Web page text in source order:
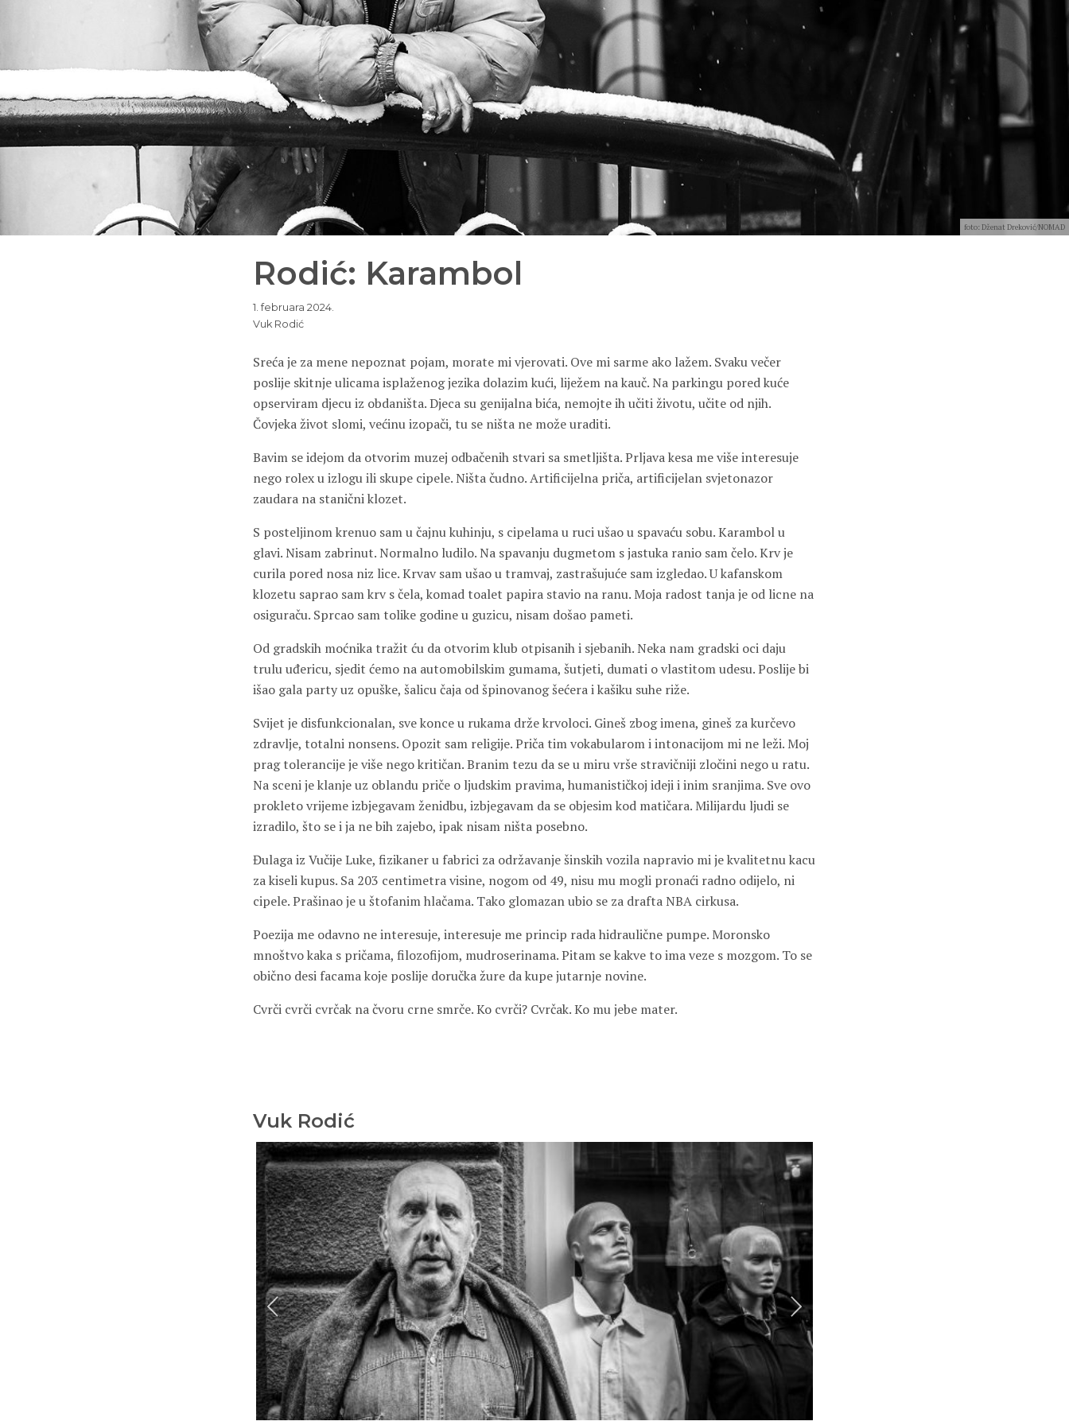
foto: Dženat Dreković/NOMAD
Rodić: Karambol
1. februara 2024.
Vuk Rodić
Sreća je za mene nepoznat pojam, morate mi vjerovati. Ove mi sarme ako lažem. Svaku večer
poslije skitnje ulicama isplaženog jezika dolazim kući, liježem na kauč. Na parkingu pored kuće
opserviram djecu iz obdaništa. Djeca su genijalna bića, nemojte ih učiti životu, učite od njih.
Čovjeka život slomi, većinu izopači, tu se ništa ne može uraditi.
Bavim se idejom da otvorim muzej odbačenih stvari sa smetljišta. Prljava kesa me više interesuje
nego rolex u izlogu ili skupe cipele. Ništa čudno. Artificijelna priča, artificijelan svjetonazor
zaudara na stanični klozet.
S posteljinom krenuo sam u čajnu kuhinju, s cipelama u ruci ušao u spavaću sobu. Karambol u
glavi. Nisam zabrinut. Normalno ludilo. Na spavanju dugmetom s jastuka ranio sam čelo. Krv je
curila pored nosa niz lice. Krvav sam ušao u tramvaj, zastrašujuće sam izgledao. U kafanskom
klozetu saprao sam krv s čela, komad toalet papira stavio na ranu. Moja radost tanja je od licne na
osiguraču. Sprcao sam tolike godine u guzicu, nisam došao pameti.
Od gradskih moćnika tražit ću da otvorim klub otpisanih i sjebanih. Neka nam gradski oci daju
trulu uđericu, sjedit ćemo na automobilskim gumama, šutjeti, dumati o vlastitom udesu. Poslije bi
išao gala party uz opuške, šalicu čaja od špinovanog šećera i kašiku suhe riže.
Svijet je disfunkcionalan, sve konce u rukama drže krvoloci. Gineš zbog imena, gineš za kurčevo
zdravlje, totalni nonsens. Opozit sam religije. Priča tim vokabularom i intonacijom mi ne leži. Moj
prag tolerancije je više nego kritičan. Branim tezu da se u miru vrše stravičniji zločini nego u ratu.
Na sceni je klanje uz oblandu priče o ljudskim pravima, humanističkoj ideji i inim sranjima. Sve ovo
prokleto vrijeme izbjegavam ženidbu, izbjegavam da se objesim kod matičara. Milijardu ljudi se
izradilo, što se i ja ne bih zajebo, ipak nisam ništa posebno.
Đulaga iz Vučije Luke, fizikaner u fabrici za održavanje šinskih vozila napravio mi je kvalitetnu kacu
za kiseli kupus. Sa 203 centimetra visine, nogom od 49, nisu mu mogli pronaći radno odijelo, ni
cipele. Prašinao je u štofanim hlačama. Tako glomazan ubio se za drafta NBA cirkusa.
Poezija me odavno ne interesuje, interesuje me princip rada hidraulične pumpe. Moronsko
mnoštvo kaka s pričama, filozofijom, mudroserinama. Pitam se kakve to ima veze s mozgom. To se
obično desi facama koje poslije doručka žure da kupe jutarnje novine.
Cvrči cvrči cvrčak na čvoru crne smrče. Ko cvrči? Cvrčak. Ko mu jebe mater.
Vuk Rodić